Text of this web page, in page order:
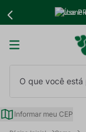
Use
Informar meu CEP